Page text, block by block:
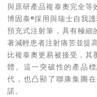
與原研產品複泰奧完全等
博固泰®採用與瑞士自我
預充式注射筆，具有極細
著減輕患者注射痛苦並提
比複泰奧更易被接受，其
體。這一突破性的產品
代，也凸顯了聯康集團
諾。